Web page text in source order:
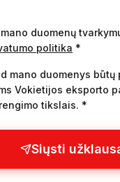
duomenų
politika *
mano duomenys būtų
Vokietijos eksporto
tikslais. *
Siųsti